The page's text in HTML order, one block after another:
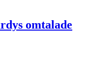
omtalade